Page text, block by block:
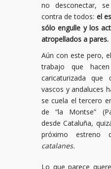
no desconectar,
contra de todos: el
sólo engulle y los
atropellados a pares.
Aún con este pero,
trabajo que
caricaturizada
vascos y andaluces
se cuela el tercero
de “la Montse”
desde Cataluña,
próximo estreno
catalanes.
Lo que parece